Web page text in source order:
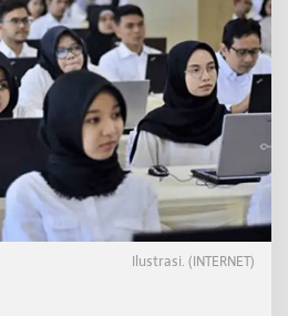
Ilustrasi. (INTERNET)